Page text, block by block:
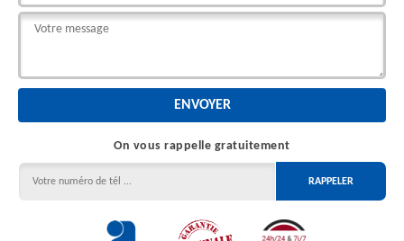
On vous rappelle gratuitement